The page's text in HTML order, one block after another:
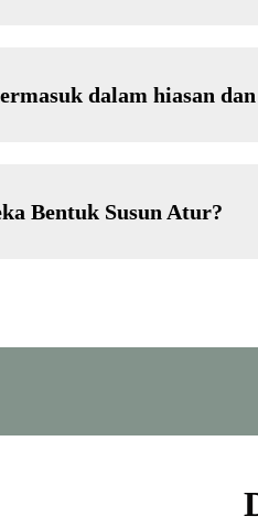
dalam hiasan
Bentuk Susun Atur?